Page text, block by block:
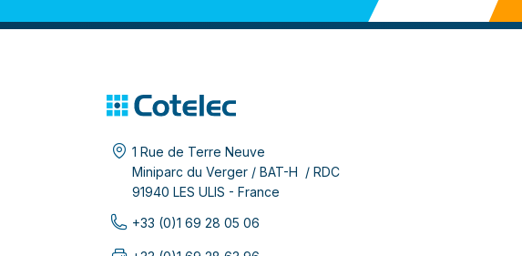
1 Rue de Terre Neuve
Miniparc du Verger / BAT-H / RDC
91940 LES ULIS - France
+33 (0)1 69 28 05 06